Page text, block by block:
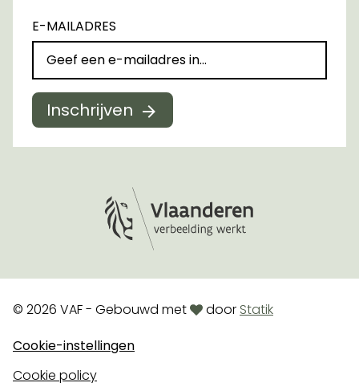
E-MAILADRES
Inschrijven
© 2026 VAF - Gebouwd metlovedoor Statik
Cookie-instellingen
Cookie policy